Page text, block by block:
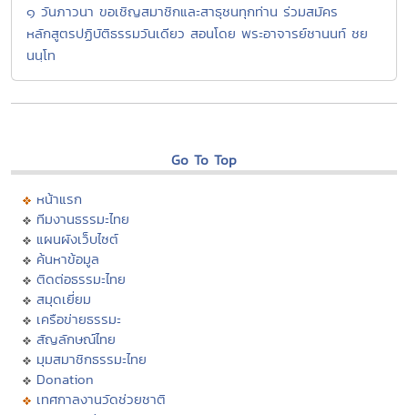
๑ วันภาวนา ขอเชิญสมาชิกและสาธุชนทุกท่าน ร่วมสมัคร
หลักสูตรปฏิบัติธรรมวันเดียว สอนโดย พระอาจารย์ชานนท์ ชย
นนฺโท
Go To Top
หน้าแรก
ทีมงานธรรมะไทย
แผนผังเว็บไซต์
ค้นหาข้อมูล
ติดต่อธรรมะไทย
สมุดเยี่ยม
เครือข่ายธรรมะ
สัญลักษณ์ไทย
มุมสมาชิกธรรมะไทย
Donation
เทศกาลงานวัดช่วยชาติ